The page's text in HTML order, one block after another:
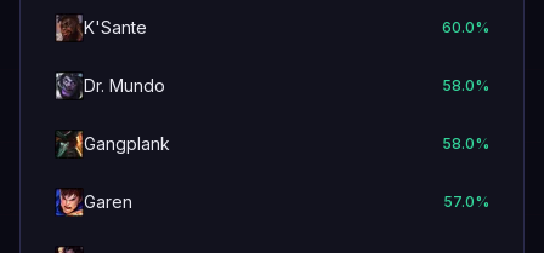
K'Sante 60.0%
Dr. Mundo 58.0%
Gangplank 58.0%
Garen 57.0%